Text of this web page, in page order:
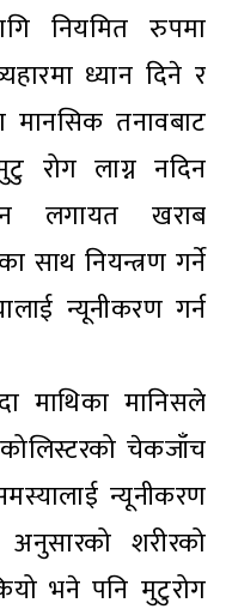
नियमित रुपमा
ध्यान दिने र
मानसिक तनावबाट
रोग लाग्न नदिन
लगायत खराब
नियन्त्रण गर्ने
न्यूनीकरण गर्न
माथिका मानिसले
चेकजाँच
न्यूनीकरण
शरीरको
भने पनि मुटुरोग